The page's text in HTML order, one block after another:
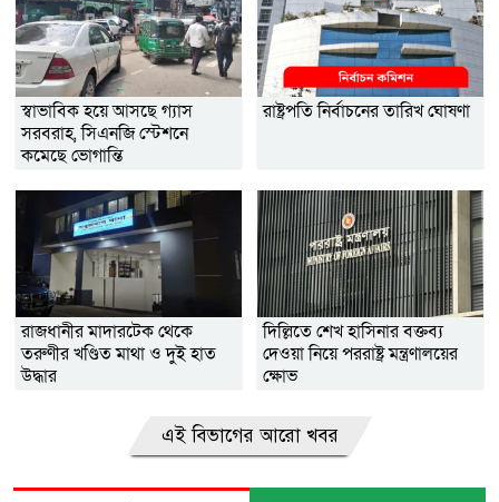
স্বাভাবিক হয়ে আসছে গ্যাস
সরবরাহ, সিএনজি স্টেশনে
কমেছে ভোগান্তি
রাষ্ট্রপতি নির্বাচনের তারিখ ঘোষণা
রাজধানীর মাদারটেক থেকে
তরুণীর খণ্ডিত মাথা ও দুই হাত
উদ্ধার
দিল্লিতে শেখ হাসিনার বক্তব্য
দেওয়া নিয়ে পররাষ্ট্র মন্ত্রণালয়ের
ক্ষোভ
এই বিভাগের আরো খবর